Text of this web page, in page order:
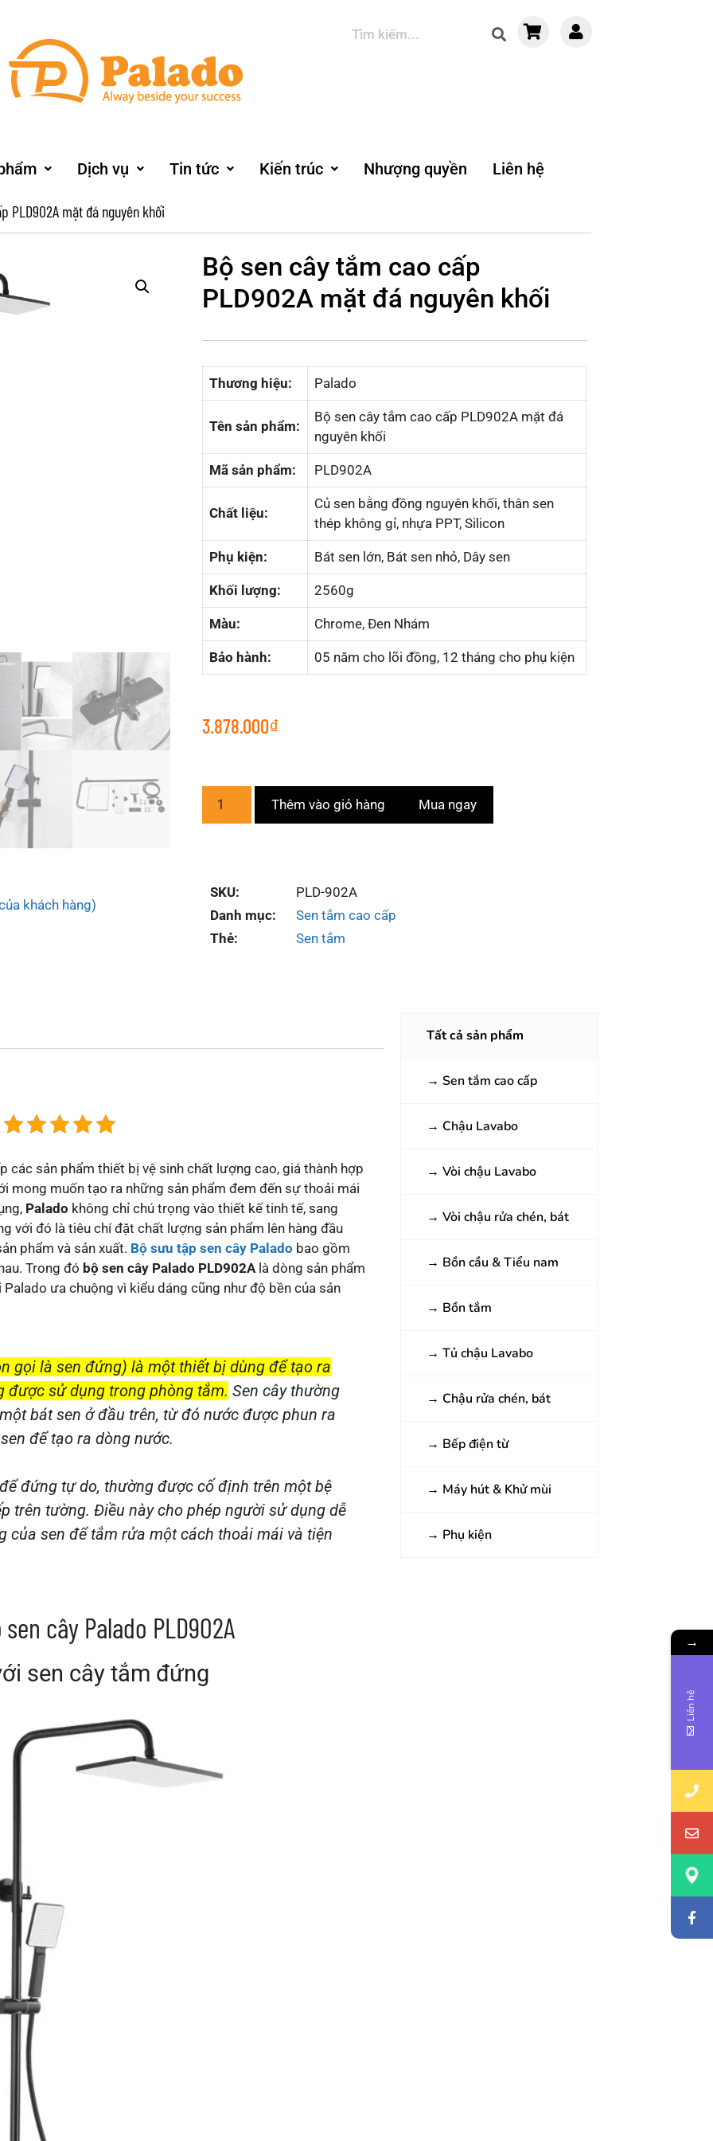
Dịch vụ Tin tức Kiến trúc Nhượng quyền Liên hệ
PLD902A mặt đá nguyên khối
khách hàng)
Bộ sen cây tắm cao cấp
PLD902A mặt đá nguyên khối
Thương hiệu: Palado
Tên sản phẩm:
Bộ sen cây tắm cao cấp PLD902A mặt đá
nguyên khối
Mã sản phẩm: PLD902A
Chất liệu:
Củ sen bằng đồng nguyên khối, thân sen
thép không gỉ, nhựa PPT, Silicon
Phụ kiện: Bát sen lớn, Bát sen nhỏ, Dây sen
Khối lượng: 2560g
Màu: Chrome, Đen Nhám
Bảo hành: 05 năm cho lõi đồng, 12 tháng cho phụ kiện
3.878.000₫
Thêm vào giỏ hàng Mua ngay
SKU:
PLD-902A
Danh mục:
Sen tắm cao cấp
Thẻ:
Sen tắm
các sản phẩm thiết bị vệ sinh chất lượng cao, giá thành hợp
mong muốn tạo ra những sản phẩm đem đến sự thoải mái
Palado không chỉ chú trọng vào thiết kế tinh tế, sang
với đó là tiêu chí đặt chất lượng sản phẩm lên hàng đầu
phẩm và sản xuất. Bộ sưu tập sen cây Palado bao gồm
Trong đó bộ sen cây Palado PLD902Alà dòng sản phẩm
ưa chuộng vì kiểu dáng cũng như độ bền của sản
gọi là sen đứng) là một thiết bị dùng để tạo ra
được sử dụng trong phòng tắm. Sen cây thường
bát sen ở đầu trên, từ đó nước được phun ra
để tạo ra dòng nước.
đứng tự do, thường được cố định trên một bệ
trên tường. Điều này cho phép người sử dụng dễ
của sen để tắm rửa một cách thoải mái và tiện
cây Palado PLD902A
sen cây tắm đứng
Tất cả sản phẩm
→ Sen tắm cao cấp
→ Chậu Lavabo
→ Vòi chậu Lavabo
→ Vòi chậu rửa chén, bát
→ Bồn cầu & Tiểu nam
→ Bồn tắm
→ Tủ chậu Lavabo
→ Chậu rửa chén, bát
→ Bếp điện từ
→ Máy hút & Khử mùi
→ Phụ kiện
→
Liên hệ